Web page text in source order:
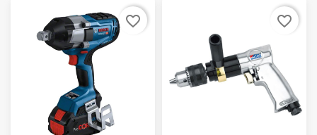
favorite_border favorite_border